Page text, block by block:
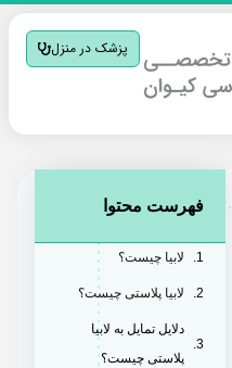
پزشک در منزل
فهرست محتوا
لابیا چیست؟
لابیا پلاستی چیست؟
دلایل تمایل به لابیا
پلاستی چیست؟